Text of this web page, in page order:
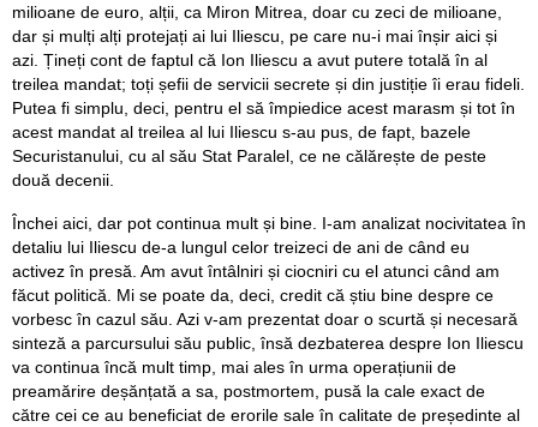
milioane de euro, alții, ca Miron Mitrea, doar cu zeci de milioane,
dar și mulți alți protejați ai lui Iliescu, pe care nu-i mai înșir aici și
azi. Țineți cont de faptul că Ion Iliescu a avut putere totală în al
treilea mandat; toți șefii de servicii secrete și din justiție îi erau fideli.
Putea fi simplu, deci, pentru el să împiedice acest marasm și tot în
acest mandat al treilea al lui Iliescu s-au pus, de fapt, bazele
Securistanului, cu al său Stat Paralel, ce ne călărește de peste
două decenii.
Închei aici, dar pot continua mult și bine. I-am analizat nocivitatea în
detaliu lui Iliescu de-a lungul celor treizeci de ani de când eu
activez în presă. Am avut întâlniri și ciocniri cu el atunci când am
făcut politică. Mi se poate da, deci, credit că știu bine despre ce
vorbesc în cazul său. Azi v-am prezentat doar o scurtă și necesară
sinteză a parcursului său public, însă dezbaterea despre Ion Iliescu
va continua încă mult timp, mai ales în urma operațiunii de
preamărire deșănțată a sa, postmortem, pusă la cale exact de
către cei ce au beneficiat de erorile sale în calitate de președinte al